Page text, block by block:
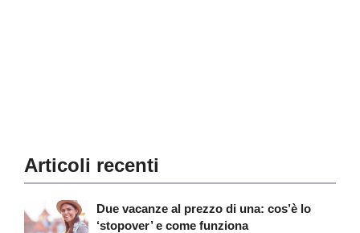
Articoli recenti
Due vacanze al prezzo di una: cos’è lo
‘stopover’ e come funziona